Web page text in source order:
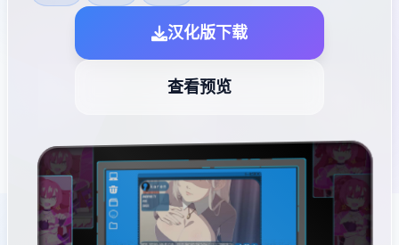
汉化版下载
查看预览